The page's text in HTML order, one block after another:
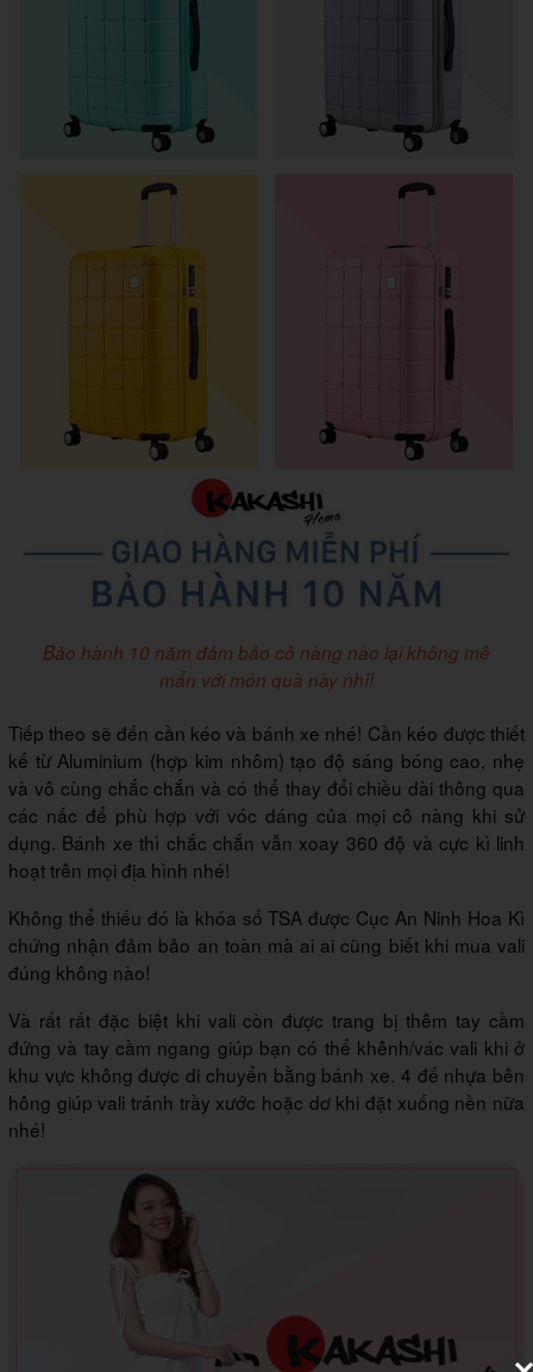
Bảo hành 10 năm đảm bảo cô nàng nào lại không mê
mẩn với món quà này nhỉ!
Tiếp theo sẽ đến cần kéo và bánh xe nhé! Cần kéo được thiết
kế từ Aluminium (hợp kim nhôm) tạo độ sáng bóng cao, nhẹ
và vô cùng chắc chắn và có thể thay đổi chiều dài thông qua
các nấc để phù hợp với vóc dáng của mọi cô nàng khi sử
dụng. Bánh xe thì chắc chắn vẫn xoay 360 độ và cực kì linh
hoạt trên mọi địa hình nhé!
Không thể thiếu đó là khóa số TSA được Cục An Ninh Hoa Kì
chứng nhận đảm bảo an toàn mà ai ai cũng biết khi mua vali
đúng không nào!
Và rất rất đặc biệt khi vali còn được trang bị thêm tay cầm
đứng và tay cầm ngang giúp bạn có thể khênh/vác vali khi ở
khu vực không được di chuyển bằng bánh xe. 4 đế nhựa bên
hông giúp vali tránh trầy xước hoặc dơ khi đặt xuống nền nữa
nhé!